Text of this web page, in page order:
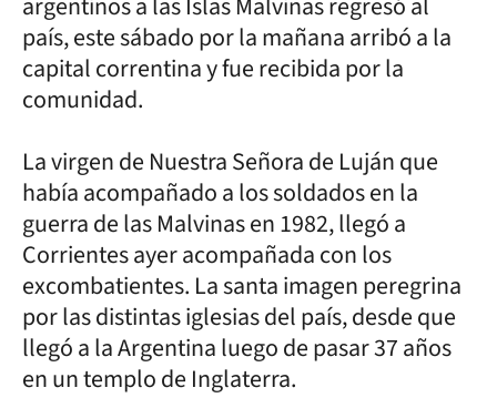
país, este sábado por la mañana arribó a la
capital correntina y fue recibida por la
comunidad.
La virgen de Nuestra Señora de Luján que
había acompañado a los soldados en la
guerra de las Malvinas en 1982, llegó a
Corrientes ayer acompañada con los
excombatientes. La santa imagen peregrina
por las distintas iglesias del país, desde que
llegó a la Argentina luego de pasar 37 años
en un templo de Inglaterra.